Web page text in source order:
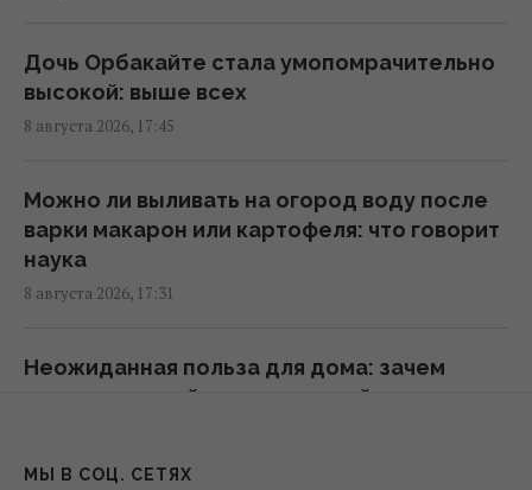
Гороскоп на 9 августа: Овнам -
прислушиваться, Рыбам - отпустить
прошлое
Вкусный запечённый перец на зиму: секрет
маринада для идеальной заготовки
16:55 суббота, 08 августа 2026
К 2030 году в Украине станет на треть
меньше первоклассников: эксперт
Дочь Орбакайте стала умопомрачительно
высокой: выше всех
8 августа 2026, 17:45
Можно ли выливать на огород воду после
варки макарон или картофеля: что говорит
наука
8 августа 2026, 17:31
Неожиданная польза для дома: зачем
варят лавровый лист с корицей
МЫ В СОЦ. СЕТЯХ